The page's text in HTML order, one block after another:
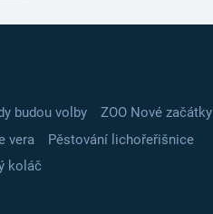
budou volby
ZOO Nové začátky
vera
Pěstování lichořeřišnice
koláč